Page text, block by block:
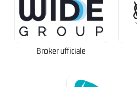
Broker ufficiale